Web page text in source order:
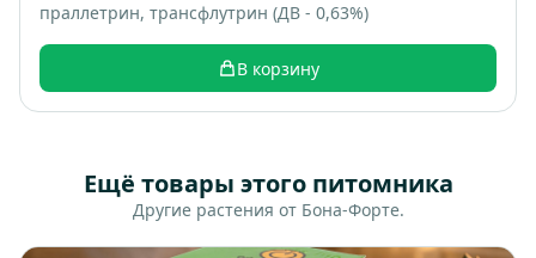
праллетрин, трансфлутрин (ДВ - 0,63%)
В корзину
Ещё товары этого питомника
Другие растения от Бона-Форте.